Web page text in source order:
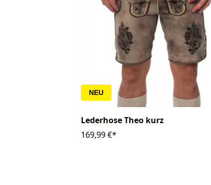
NEU
Lederhose Theo kurz
169,99 €*